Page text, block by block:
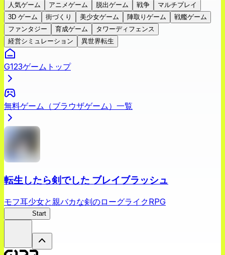
人気ゲーム
アニメゲーム 脱出ゲーム 戦争
マルチプレイ
3D ゲーム
街づくり 美少女ゲーム 陣取りゲーム
戦艦ゲーム
ファンタジー
育成ゲーム
タワーディフェンス
経営シミュレーション
異世界転生
G123ゲームトップ
無料ゲーム（ブラウザゲーム）一覧
転生したら剣でした ブレイブラッシュ
モフ耳少女と親バカな剣のローグライクRPG
Start